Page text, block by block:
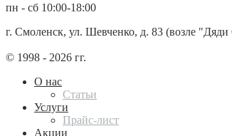
пн - сб 10:00-18:00
г. Смоленск, ул. Шевченко, д. 83 (возле
© 1998 - 2026 гг.
О нас
Статьи
Услуги
Прайс-лист
Акции